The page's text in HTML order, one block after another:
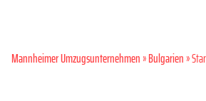
Mannheimer Umzugsunternehmen»Bulgarien»